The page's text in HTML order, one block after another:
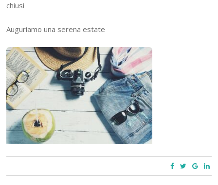
chiusi
Auguriamo una serena estate